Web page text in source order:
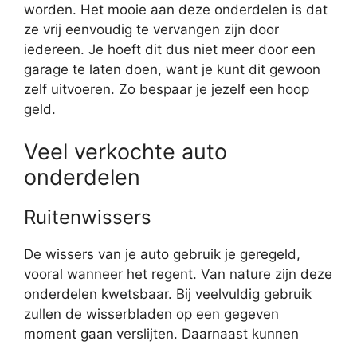
worden. Het mooie aan deze onderdelen is dat
ze vrij eenvoudig te vervangen zijn door
iedereen. Je hoeft dit dus niet meer door een
garage te laten doen, want je kunt dit gewoon
zelf uitvoeren. Zo bespaar je jezelf een hoop
geld.
Veel verkochte auto
onderdelen
Ruitenwissers
De wissers van je auto gebruik je geregeld,
vooral wanneer het regent. Van nature zijn deze
onderdelen kwetsbaar. Bij veelvuldig gebruik
zullen de wisserbladen op een gegeven
moment gaan verslijten. Daarnaast kunnen